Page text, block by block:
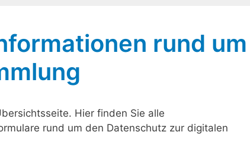
rund um
Hier finden Sie alle
rund um den Datenschutz zur digitalen